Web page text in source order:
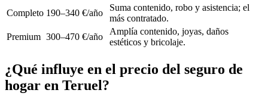
Completo 190–340 €/año
Suma contenido, robo y asistencia; el
más contratado.
Premium 300–470 €/año
Amplía contenido, joyas, daños
estéticos y bricolaje.
¿Qué influye en el precio del seguro de
hogar en Teruel?